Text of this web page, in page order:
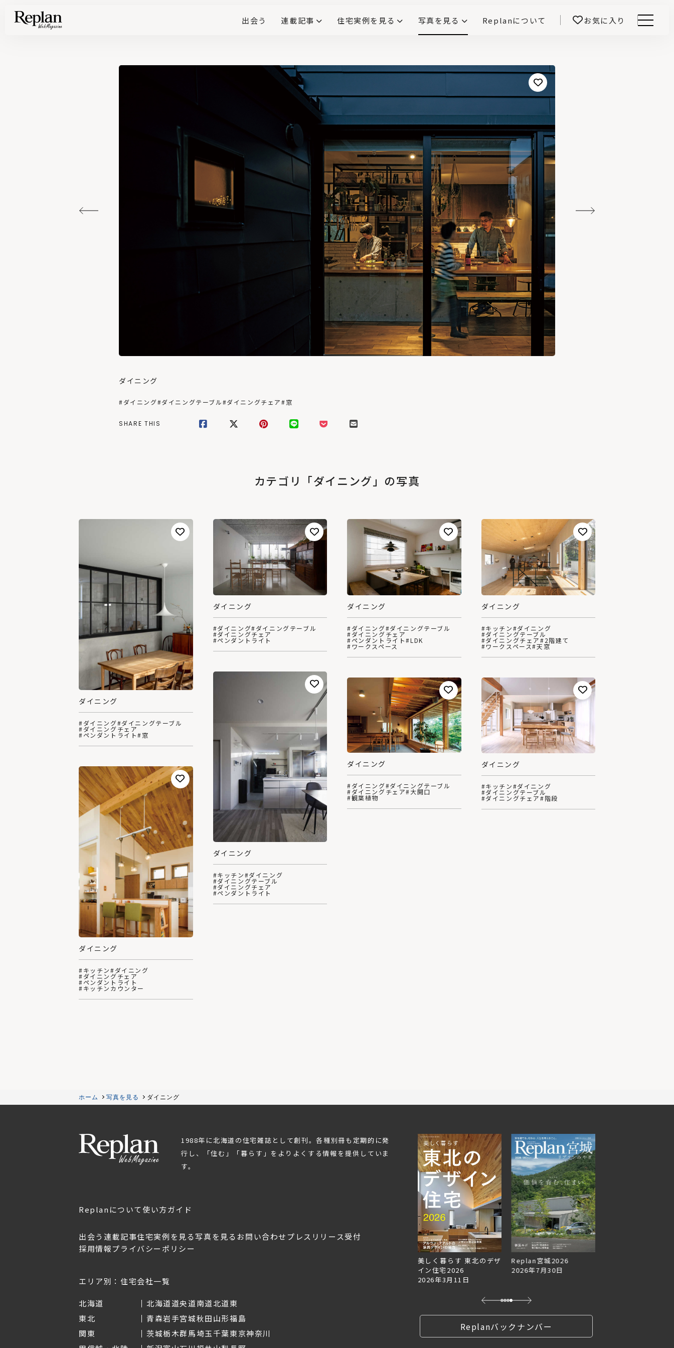
出会う 連載記事 住宅実例を見る 写真を見る Replanについて お気に入り
ダイニング
#ダイニング#ダイニングテーブル#ダイニングチェア#窓
SHARE THIS
カテゴリ「ダイニング」の写真
ダイニング
#ダイニング#ダイニングテーブル
#ダイニングチェア
#ペンダントライト#窓
ダイニング
#ダイニング#ダイニングテーブル
#ダイニングチェア
#ペンダントライト
ダイニング
#ダイニング#ダイニングテーブル
#ダイニングチェア
#ペンダントライト#LDK
#ワークスペース
ダイニング
#キッチン#ダイニング
#ダイニングテーブル
#ダイニングチェア#2階建て
#ワークスペース#天窓
ダイニング
#キッチン#ダイニング
#ダイニングテーブル
#ダイニングチェア
#ペンダントライト
ダイニング
#ダイニング#ダイニングテーブル
#ダイニングチェア#大開口
#観葉植物
ダイニング
#キッチン#ダイニング
#ダイニングテーブル
#ダイニングチェア#階段
ダイニング
#キッチン#ダイニング
#ダイニングチェア
#ペンダントライト
#キッチンカウンター
ホーム 写真を見る ダイニング
1988年に北海道の住宅雑誌として創刊。各種別冊も定期的に発
行し、「住む」「暮らす」をよりよくする情報を提供していま
す。
Replanについて使い方ガイド
出会う 連載記事住宅実例を見る写真を見る お問い合わせ プレスリリース受付
採用情報プライバシーポリシー
エリア別：住宅会社一覧
北海道 北海道道央道南道北道東
東北
青森岩手宮城秋田山形福島
関東
茨城栃木群馬埼玉千葉東京神奈川
2026年3月11日
美しく暮らす 東北のデザ
イン住宅2026
2026年3月11日
Replan宮城2026
2026年7月30日
Replanバックナンバー